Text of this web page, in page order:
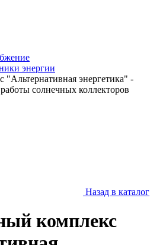
энергии
энергетика" -
солнечных коллекторов
Назад в каталог
комплекс